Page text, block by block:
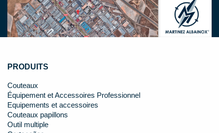
PRODUITS
Couteaux
Équipement et Accessoires Professionnel
Equipements et accessoires
Couteaux papillons
Outil multiple